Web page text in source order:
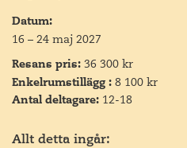
Haag
Datum:
16 – 24 maj 2027
Resans pris: 36 300 kr
Enkelrumstillägg : 8 100 kr
Antal deltagare: 12-18
Allt detta ingår: